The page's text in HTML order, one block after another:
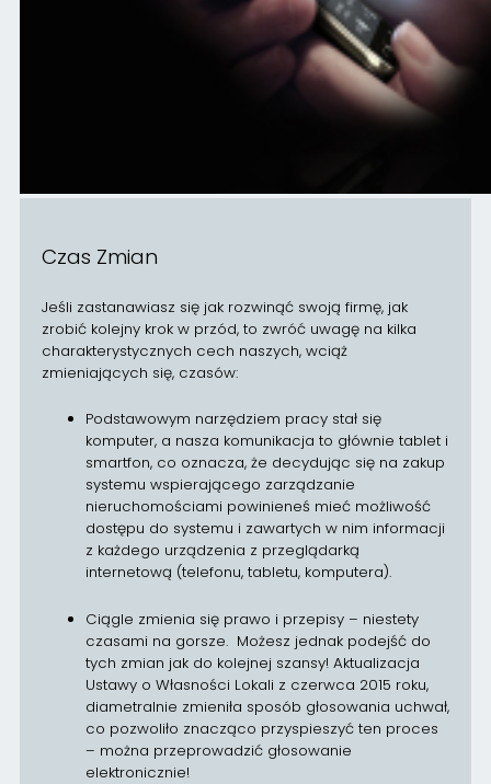
Czas Zmian
Jeśli zastanawiasz się jak rozwinąć swoją firmę, jak
zrobić kolejny krok w przód, to zwróć uwagę na kilka
charakterystycznych cech naszych, wciąż
zmieniających się, czasów:
Podstawowym narzędziem pracy stał się
komputer, a nasza komunikacja to głównie tablet i
smartfon, co oznacza, że decydując się na zakup
systemu wspierającego zarządzanie
nieruchomościami powinieneś mieć możliwość
dostępu do systemu i zawartych w nim informacji
z każdego urządzenia z przeglądarką
internetową (telefonu, tabletu, komputera).
Ciągle zmienia się prawo i przepisy – niestety
czasami na gorsze. Możesz jednak podejść do
tych zmian jak do kolejnej szansy! Aktualizacja
Ustawy o Własności Lokali z czerwca 2015 roku,
diametralnie zmieniła sposób głosowania uchwał,
co pozwoliło znacząco przyspieszyć ten proces
– można przeprowadzić głosowanie
elektronicznie!